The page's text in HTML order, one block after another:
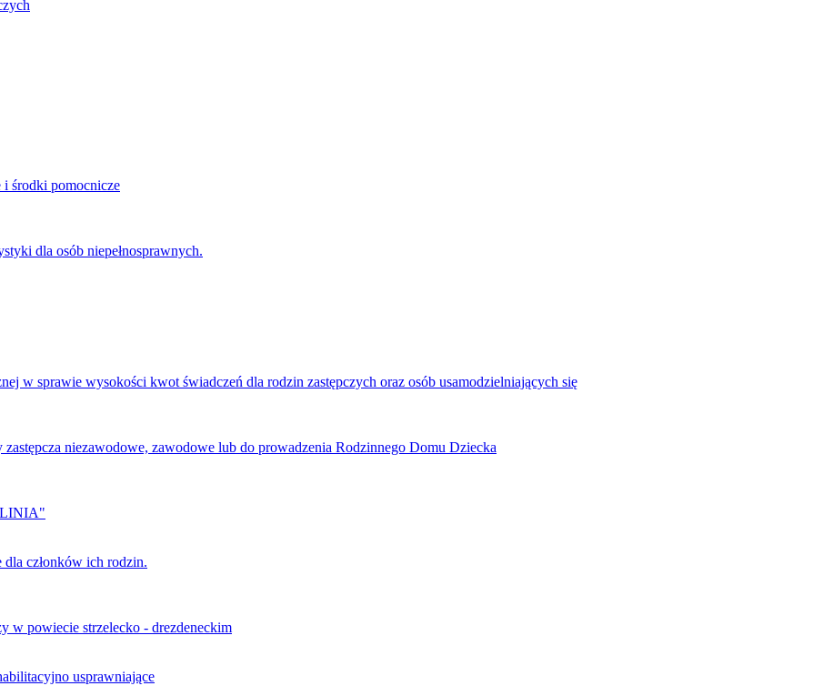
i środki pomocnicze
dla osób niepełnosprawnych.
w sprawie wysokości kwot świadczeń dla rodzin zastępczych oraz osób usamodzielniających się
niezawodowe, zawodowe lub do prowadzenia Rodzinnego Domu Dziecka
LINIA"
członków ich rodzin.
w powiecie strzelecko - drezdeneckim
usprawniające